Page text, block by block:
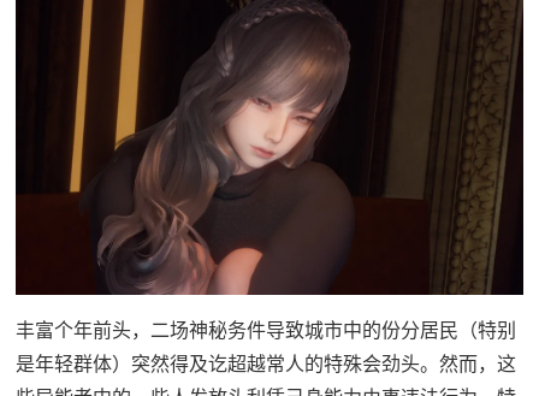
丰富个年前头，二场神秘务件导致城市中的份分居民（特别
是年轻群体）突然得及讫超越常人的特殊会劲头。然而，这